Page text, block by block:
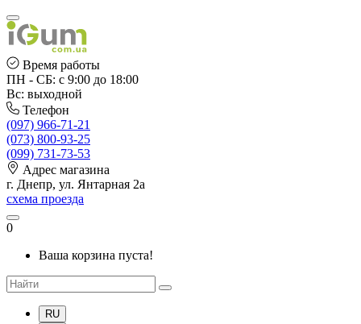
Время работы
ПН - СБ: с 9:00 до 18:00
Вс: выходной
Телефон
(097) 966-71-21
(073) 800-93-25
(099) 731-73-53
Адрес магазина
г. Днепр, ул. Янтарная 2а
схема проезда
0
Ваша корзина пуста!
RU